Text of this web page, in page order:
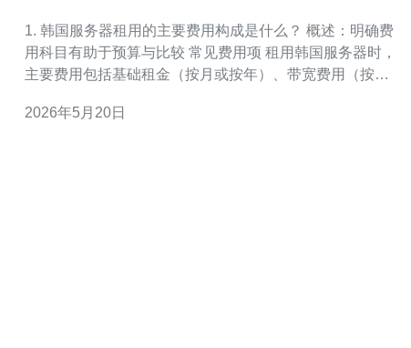
1. 韩国服务器租用的主要费用构成是什么？ 概述：明确费
用科目有助于预算与比较 常见费用项 租用韩国服务器时，
主要费用包括基础租金（按月或按年）、带宽费用（按固
储类型）、以及IP地址费用和备案/管理费用等。 计费周期
2026年5月20日